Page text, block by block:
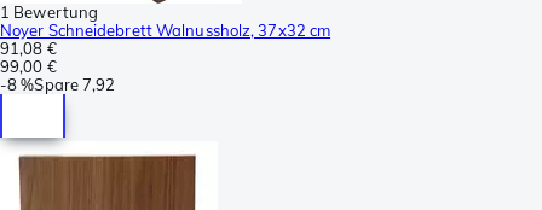
1 Bewertung
Noyer Schneidebrett Walnussholz, 37x32 cm
91,08 €
99,00 €
-8 %Spare7,92